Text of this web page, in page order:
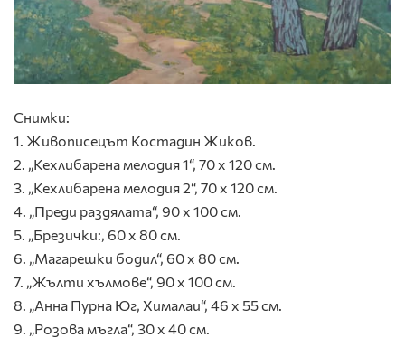
Снимки:
1. Живописецът Костадин Жиков.
2. „Кехлибарена мелодия 1“, 70 х 120 см.
3. „Кехлибарена мелодия 2“, 70 х 120 см.
4. „Преди раздялата“, 90 х 100 см.
5. „Брезички:, 60 х 80 см.
6. „Магарешки бодил“, 60 х 80 см.
7. „Жълти хълмове“, 90 х 100 см.
8. „Анна Пурна Юг, Хималаи“, 46 х 55 см.
9. „Розова мъгла“, 30 х 40 см.